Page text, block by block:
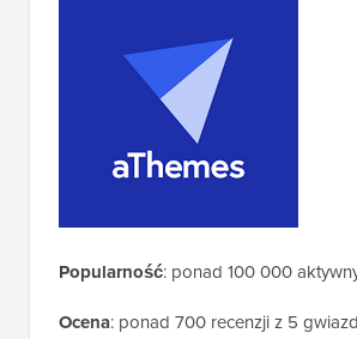
Popularność: ponad 100 000
Ocena: ponad 700 recenzji z 5